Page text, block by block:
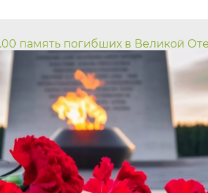
память погибших в Великой